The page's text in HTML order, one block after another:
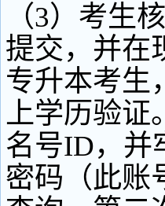
（3）考生
提交，并在
专升本考生
上学历验证
名号ID，并
密码（此账